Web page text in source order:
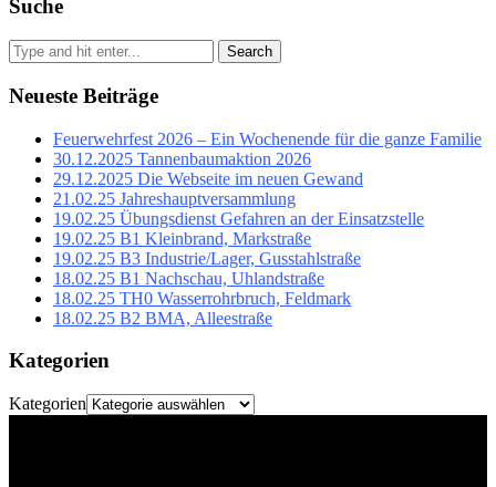
Suche
Search
Neueste Beiträge
Feuerwehrfest 2026 – Ein Wochenende für die ganze Familie
30.12.2025 Tannenbaumaktion 2026
29.12.2025 Die Webseite im neuen Gewand
21.02.25 Jahreshauptversammlung
19.02.25 Übungsdienst Gefahren an der Einsatzstelle
19.02.25 B1 Kleinbrand, Markstraße
19.02.25 B3 Industrie/Lager, Gusstahlstraße
18.02.25 B1 Nachschau, Uhlandstraße
18.02.25 TH0 Wasserrohrbruch, Feldmark
18.02.25 B2 BMA, Alleestraße
Kategorien
Kategorien